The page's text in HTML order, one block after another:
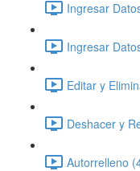
Ingresar
Ingresar
Editar y
Deshacer y
Autorrelleno